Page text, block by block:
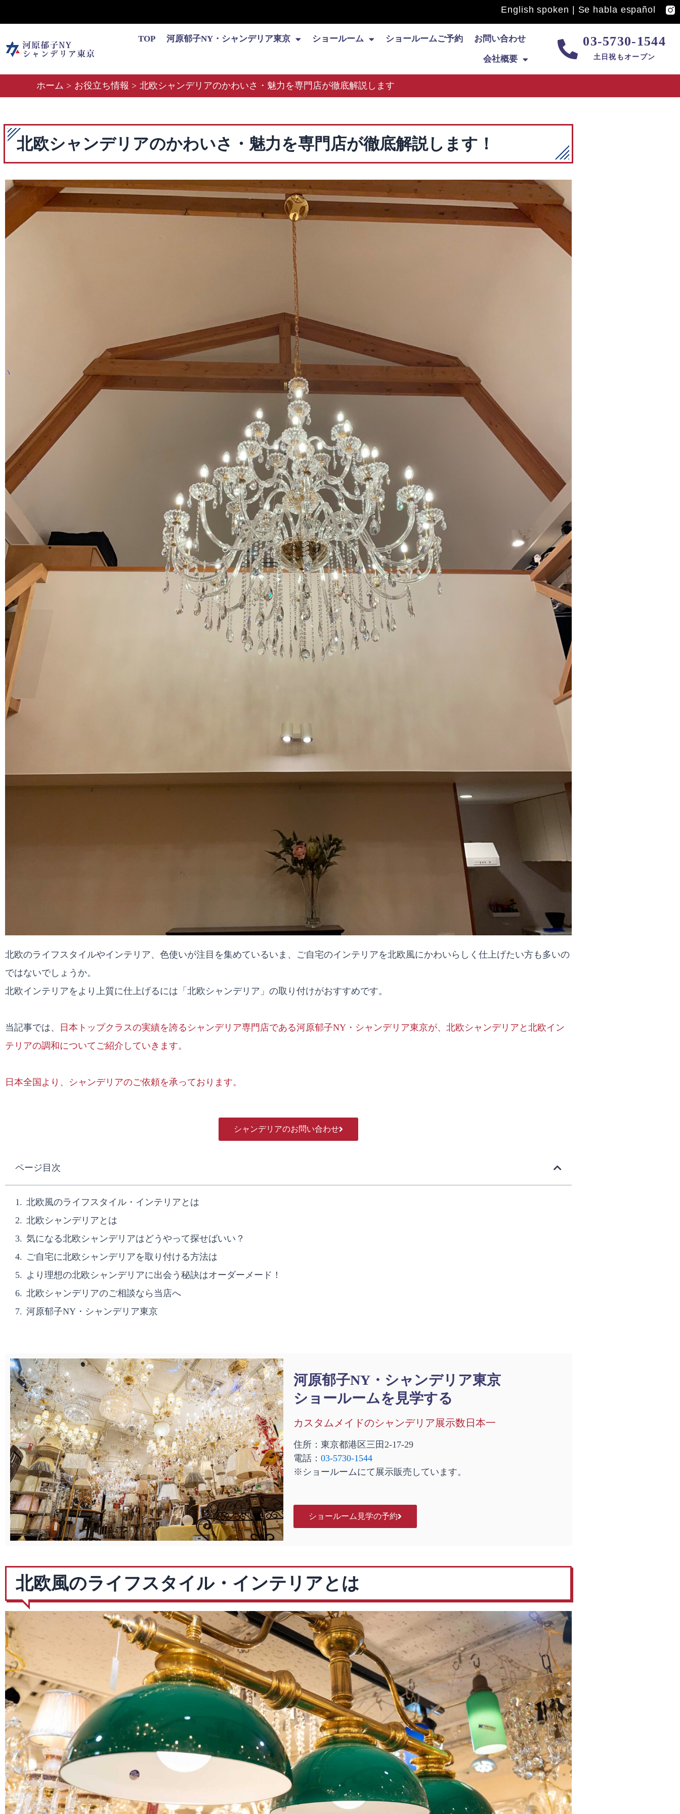
ス
ッ
English spoken | Se habla español
TOP 河原郁子NY・シャンデリア東京 ショールーム ショールームご予約 お問い合わせ
会社概要
03-5730-1544
土日祝もオープン
ホーム お役立ち情報 北欧シャンデリアのかわいさ・魅力を専門店が徹底解説します
北欧シャンデリアのかわいさ・魅力を専門店が徹底解説します！
北欧のライフスタイルやインテリア、色使いが注目を集めているいま、ご自宅のインテリアを北欧風にかわいらしく仕上げたい方も多いの
ではないでしょうか。
北欧インテリアをより上質に仕上げるには「北欧シャンデリア」の取り付けがおすすめです。
当記事では、
日本トップクラスの実績を誇るシャンデリア専門店である河原郁子NY・シャンデリア東京が、北欧シャンデリアと北欧イン
テリアの調和についてご紹介していきます。
日本全国より、シャンデリアのご依頼を承っております。
シャンデリアのお問い合わせ
ページ目次
北欧風のライフスタイル・インテリアとは
北欧シャンデリアとは
気になる北欧シャンデリアはどうやって探せばいい？
ご自宅に北欧シャンデリアを取り付ける方法は
より理想の北欧シャンデリアに出会う秘訣はオーダーメード！
北欧シャンデリアのご相談なら当店へ
河原郁子NY・シャンデリア東京
河原郁子NY・シャンデリア東京
ショールームを見学する
カスタムメイドのシャンデリア展示数日本一
住所：東京都港区三田2-17-29
電話： 03-5730-1544
※ショールームにて展示販売しています。
ショールーム見学の予約
北欧風のライフスタイル・インテリアとは